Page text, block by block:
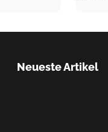
Neueste Artikel